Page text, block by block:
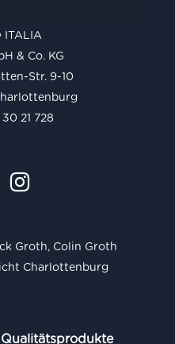
ITALIA
& Co. KG
Str. 9-10
21 728
Groth, Colin Groth
Charlottenburg